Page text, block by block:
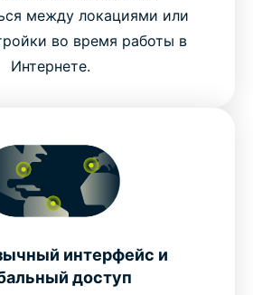
между локациями или
во время работы в
Интернете.
интерфейс и
доступ